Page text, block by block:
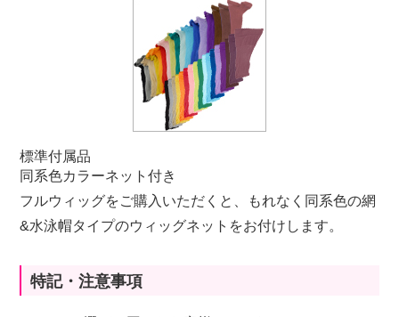
標準付属品
同系色カラーネット付き
フルウィッグをご購入いただくと、もれなく同系色の網
&水泳帽タイプのウィッグネットをお付けします。
特記・注意事項